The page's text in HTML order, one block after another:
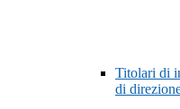
Titolari di
di